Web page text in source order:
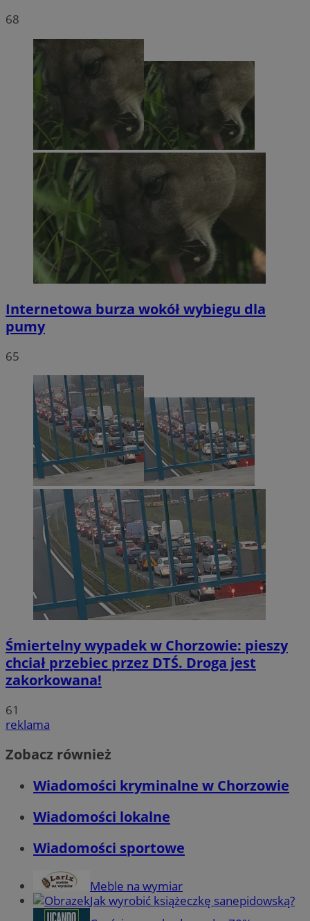
68
Internetowa burza wokół wybiegu dla
pumy
65
Śmiertelny wypadek w Chorzowie: pieszy
chciał przebiec przez DTŚ. Droga jest
zakorkowana!
61
reklama
Zobacz również
Wiadomości kryminalne w Chorzowie
Wiadomości lokalne
Wiadomości sportowe
Meble na wymiar
Jak wyrobić książeczkę sanepidowską?